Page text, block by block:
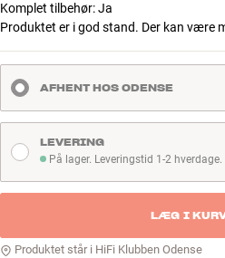
Komplet tilbehør:Ja
Produktet er i god stand. Der kan være
AFHENT HOS ODENSE
På lager. Leveringstid 1-2 hverdage
På lager. Leveringstid 1-2 hverdage.
LEVERING
LÆG I
Produktet står i HiFi Klubben Odense